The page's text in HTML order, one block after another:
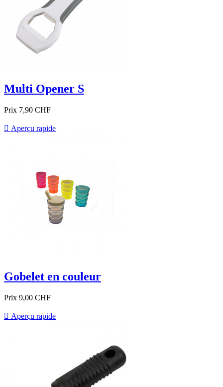
Multi Opener S
Prix 7,90 CHF
 Aperçu rapide
Gobelet en couleur
Prix 9,00 CHF
 Aperçu rapide